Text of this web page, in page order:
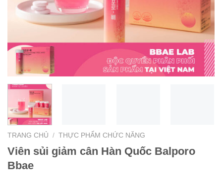
TRANG CHỦ / THỰC PHẨM CHỨC NĂNG
Viên sủi giảm cân Hàn Quốc Balporo
Bbae